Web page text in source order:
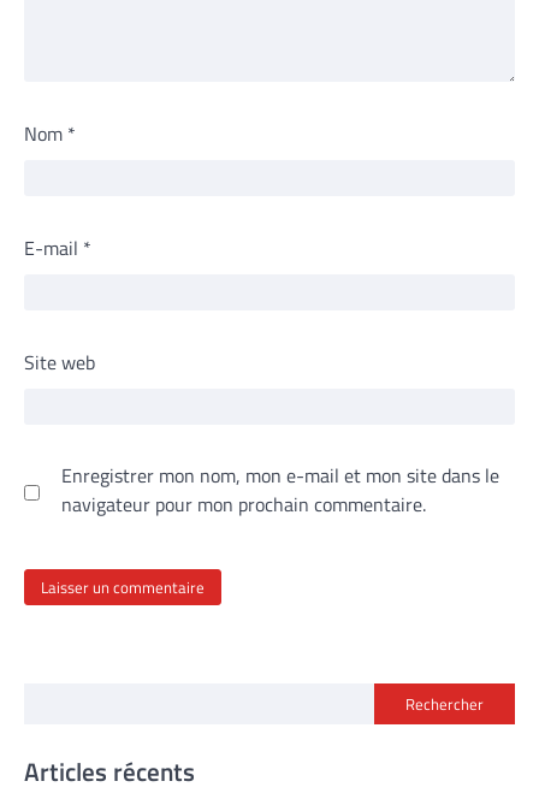
Nom *
E-mail *
Site web
Enregistrer mon nom, mon e-mail et mon site dans le
navigateur pour mon prochain commentaire.
Rechercher
Articles récents